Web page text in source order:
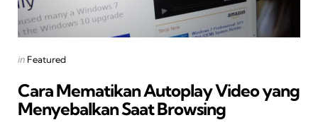
Posted
in Featured
Cara Mematikan Autoplay Video yang
Menyebalkan Saat Browsing